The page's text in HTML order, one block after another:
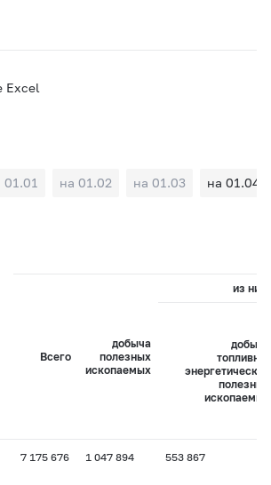
Excel
01.01 на 01.02 на 01.03 на 01.04
Всего
добыча
полезных
ископаемых
из них:
добыча
топливно-
энергетических
полезных
ископаемых
7 175 676 1 047 894 553 867